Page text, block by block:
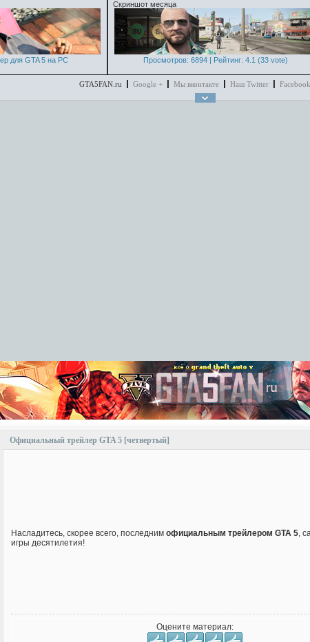
для GTA 5 на PC
Скриншот месяца
Просмотров: 6894 | Рейтинг: 4.1 (33 vote)
GTA5FAN.ru Google + Мы вконтакте Наш Twitter Facebook
Официальный трейлер GTA 5 [четвертый]
Насладитесь, скорее всего, последним официальным трейлером GTA 5,
игры десятилетия!
Оцените материал: